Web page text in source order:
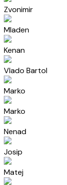
Zvonimir
Mladen
Kenan
Vlado Bartol
Marko
Marko
Nenad
Josip
Matej